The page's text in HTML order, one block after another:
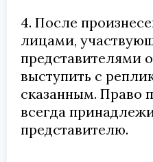
4. После
лицами,
представителями
выступить с
сказанным. Право
всегда
представителю.